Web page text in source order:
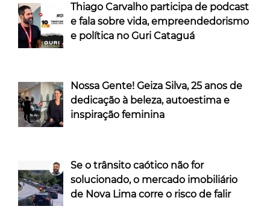
Thiago Carvalho participa de podcast
e fala sobre vida, empreendedorismo
e política no Guri Cataguá
Nossa Gente! Geiza Silva, 25 anos de
dedicação à beleza, autoestima e
inspiração feminina
Se o trânsito caótico não for
solucionado, o mercado imobiliário
de Nova Lima corre o risco de falir